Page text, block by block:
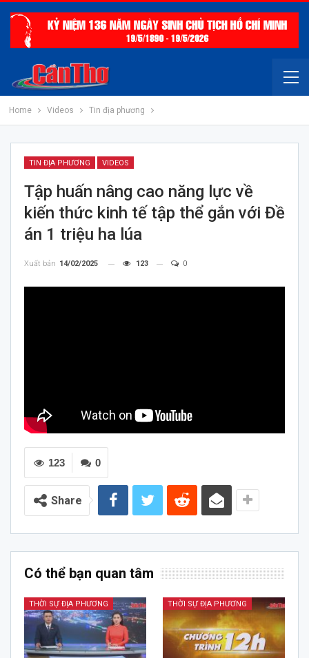
Home Videos Tin địa phương
TIN ĐỊA PHƯƠNG VIDEOS
Tập huấn nâng cao năng lực về
kiến thức kinh tế tập thể gắn với Đề
án 1 triệu ha lúa
Xuất bản 14/02/2025 123 0
0
123
Share
Có thể bạn quan tâm
THỜI SỰ ĐỊA PHƯƠNG THỜI SỰ ĐỊA PHƯƠNG